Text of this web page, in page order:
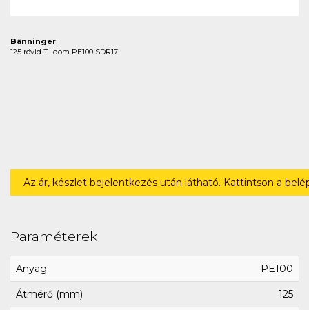
Bänninger
125 rövid T-idom PE100 SDR17
Az ár, készlet bejelentkezés után látható. Kattintson a
Paraméterek
Anyag PE100
Átmérő (mm) 125